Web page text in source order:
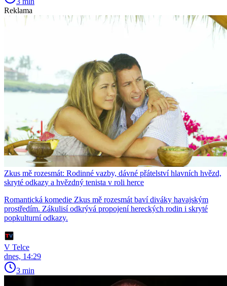
Reklama
Zkus mě rozesmát: Rodinné vazby, dávné přátelství hlavních hvězd,
skryté odkazy a hvězdný tenista v roli herce
Romantická komedie Zkus mě rozesmát baví diváky havajským
prostředím. Zákulisí odkrývá propojení hereckých rodin i skryté
popkulturní odkazy.
V Telce
dnes, 14:29
3 min